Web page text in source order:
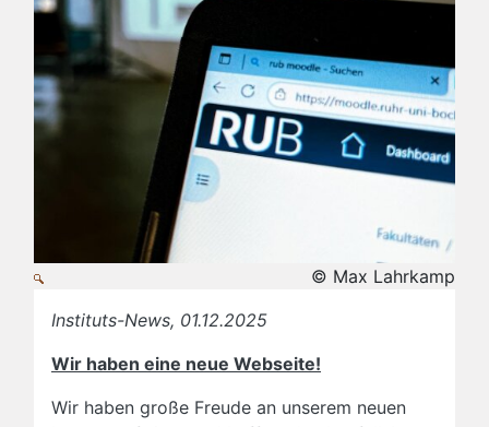
© Max Lahrkamp
Instituts-News, 01.12.2025
Wir haben eine neue Webseite!
Wir haben große Freude an unserem neuen